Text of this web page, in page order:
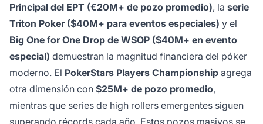
Principal del EPT (€20M+ de pozo promedio), la serie
Triton Poker ($40M+ para eventos especiales) y el
Big One for One Drop de WSOP ($40M+ en evento
especial) demuestran la magnitud financiera del póker
moderno. El PokerStars Players Championship agrega
otra dimensión con $25M+ de pozo promedio,
mientras que series de high rollers emergentes siguen
superando récords cada año. Estos pozos masivos se